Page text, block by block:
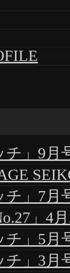
チ」9月
チ」7月
」4
チ」5月
チ」3月